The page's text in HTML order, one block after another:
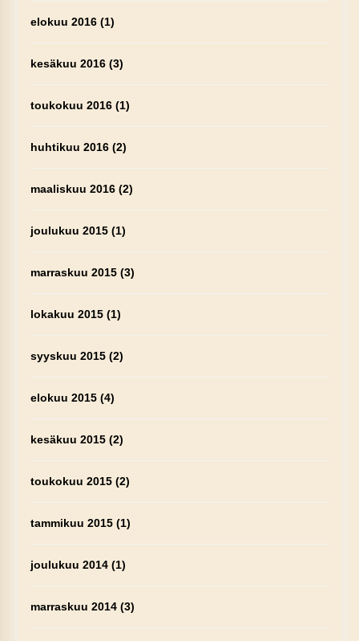
elokuu 2016(1)
kesäkuu 2016(3)
toukokuu 2016(1)
huhtikuu 2016(2)
maaliskuu 2016(2)
joulukuu 2015(1)
marraskuu 2015(3)
lokakuu 2015(1)
syyskuu 2015(2)
elokuu 2015(4)
kesäkuu 2015(2)
toukokuu 2015(2)
tammikuu 2015(1)
joulukuu 2014(1)
marraskuu 2014(3)